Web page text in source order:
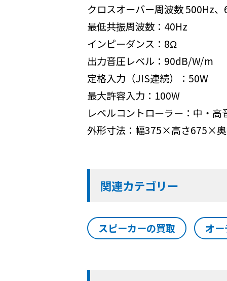
クロスオーバー周波数 500Hz
最低共振周波数：40Hz
インピーダンス：8Ω
出力音圧レベル：90dB/W/m
定格入力（JIS連続）：50W
最大許容入力：100W
レベルコントローラー：中・高
外形寸法：幅375×高さ675×
関連カテゴリー
スピーカーの買取 オ